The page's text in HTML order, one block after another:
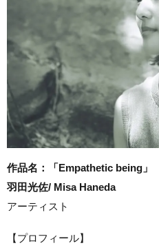
作品名：「Empathetic being」
羽田光佐/ Misa Haneda
アーティスト
【プロフィール】